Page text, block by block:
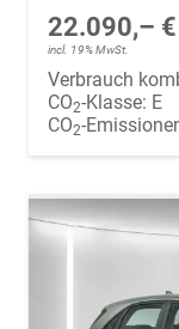
22.090,– €
incl. 19% MwSt.
Verbrauch
CO2-Klasse: E
CO2-